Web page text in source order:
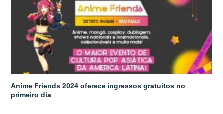
Anime Friends 2024 oferece ingressos gratuitos no
primeiro dia